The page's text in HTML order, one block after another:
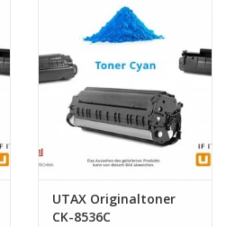
UTAX Originaltoner
CK-8536C